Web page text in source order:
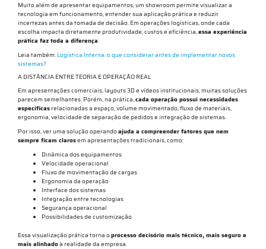
Muito além de apresentar equipamentos, um showroom permite visualizar a
tecnologia em funcionamento, entender sua aplicação prática e reduzir
incertezas antes da tomada de decisão. Em operações logísticas, onde cada
escolha impacta diretamente produtividade, custos e eficiência,essa experiência
prática faz toda a diferença.
Leia também: Logística Interna: o que considerar antes de implementar novos
sistemas?
A DISTÂNCIA ENTRE TEORIA E OPERAÇÃO REAL
Em apresentações comerciais, layouts 3D e vídeos institucionais, muitas soluções
parecem semelhantes. Porém, na prática,cada operação possui necessidades
específicasrelacionadas a espaço, volume movimentado, fluxo de materiais,
ergonomia, velocidade de separação de pedidos e integração de sistemas.
Por isso, ver uma solução operandoajuda a compreender fatores que nem
sempre ficam clarosem apresentações tradicionais, como:
Dinâmica dos equipamentos
Velocidade operacional
Fluxo de movimentação de cargas
Ergonomia da operação
Interface dos sistemas
Integração entre tecnologias
Segurança operacional
Possibilidades de customização
Essa visualização prática torna oprocesso decisório mais técnico, mais seguro e
mais alinhadoà realidade da empresa.